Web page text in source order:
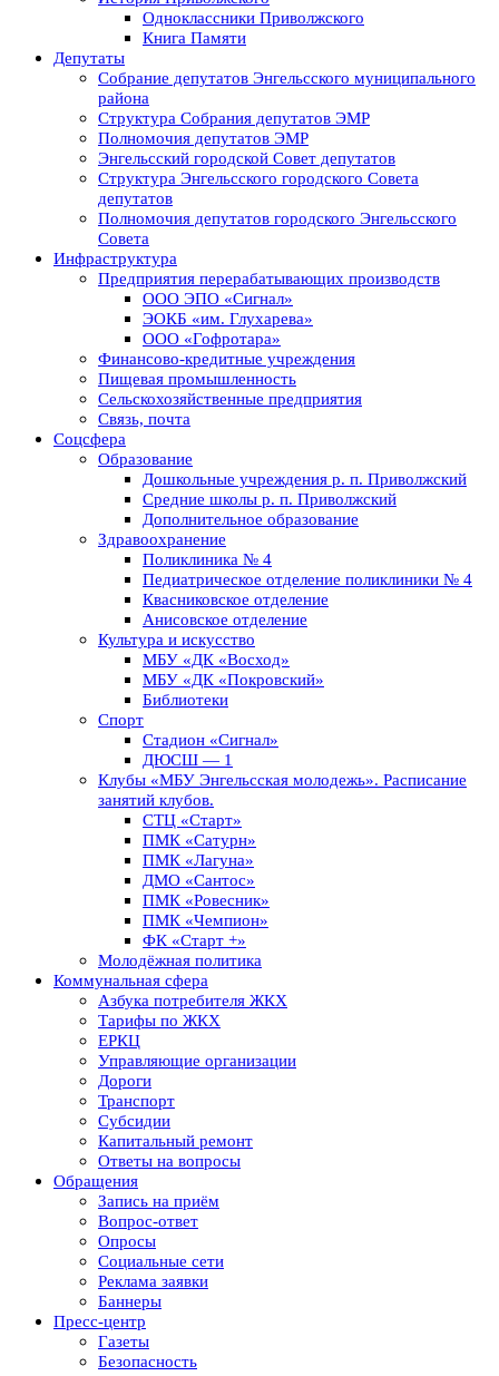
Одноклассники Приволжского
Книга Памяти
Депутаты
Собрание депутатов Энгельсского муниципального
района
Структура Собрания депутатов ЭМР
Полномочия депутатов ЭМР
Энгельсский городской Совет депутатов
Структура Энгельсского городского Совета
депутатов
Полномочия депутатов городского Энгельсского
Совета
Инфраструктура
Предприятия перерабатывающих производств
ООО ЭПО «Сигнал»
ЭОКБ «им. Глухарева»
ООО «Гофротара»
Финансово-кредитные учреждения
Пищевая промышленность
Сельскохозяйственные предприятия
Связь, почта
Соцсфера
Образование
Дошкольные учреждения р. п. Приволжский
Средние школы р. п. Приволжский
Дополнительное образование
Здравоохранение
Поликлиника № 4
Педиатрическое отделение поликлиники № 4
Квасниковское отделение
Анисовское отделение
Культура и искусство
МБУ «ДК «Восход»
МБУ «ДК «Покровский»
Библиотеки
Спорт
Стадион «Сигнал»
ДЮСШ — 1
Клубы «МБУ Энгельсская молодежь». Расписание
занятий клубов.
СТЦ «Старт»
ПМК «Сатурн»
ПМК «Лагуна»
ДМО «Сантос»
ПМК «Ровесник»
ПМК «Чемпион»
ФК «Старт +»
Молодёжная политика
Коммунальная сфера
Азбука потребителя ЖКХ
Тарифы по ЖКХ
ЕРКЦ
Управляющие организации
Дороги
Транспорт
Субсидии
Капитальный ремонт
Ответы на вопросы
Обращения
Запись на приём
Вопрос-ответ
Опросы
Социальные сети
Реклама заявки
Баннеры
Пресс-центр
Газеты
Безопасность